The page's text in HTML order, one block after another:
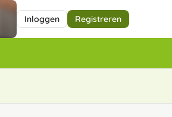
Inloggen Registreren